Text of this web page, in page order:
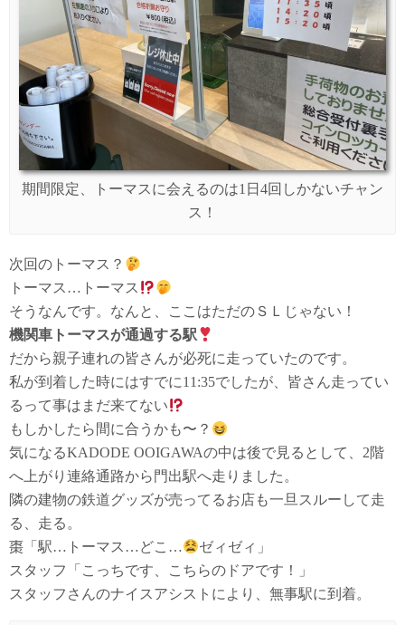
期間限定、トーマスに会えるのは1日4回しかないチャン
ス！
次回のトーマス？
トーマス…トーマス
そうなんです。なんと、ここはただのＳＬじゃない！
機関車トーマスが通過する駅
だから親子連れの皆さんが必死に走っていたのです。
私が到着した時にはすでに11:35でしたが、皆さん走ってい
るって事はまだ来てない
もしかしたら間に合うかも〜？
気になるKADODE OOIGAWAの中は後で見るとして、2階
へ上がり連絡通路から門出駅へ走りました。
隣の建物の鉄道グッズが売ってるお店も一旦スルーして走
る、走る。
棗 「駅…トーマス…どこ…
ゼィゼィ」
スタッフ
「こっちです、こちらのドアです！」
スタッフさんのナイスアシストにより、無事駅に到着。